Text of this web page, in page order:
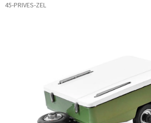
45-PRIVES-ZEL